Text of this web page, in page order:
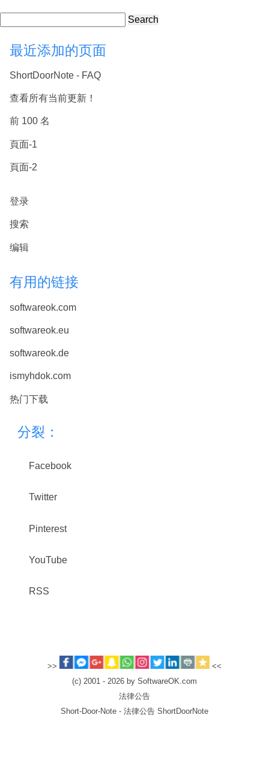
Search
最近添加的页面
ShortDoorNote - FAQ
查看所有当前更新！
前 100 名
頁面-1
頁面-2
登录
搜索
编辑
有用的链接
softwareok.com
softwareok.eu
softwareok.de
ismyhdok.com
热门下载
分裂：
Facebook
Twitter
Pinterest
YouTube
RSS
>>
<<
(c) 2001 - 2026 by SoftwareOK.com
法律公告
Short-Door-Note - 法律公告 ShortDoorNote